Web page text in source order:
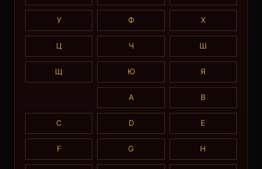
У Ф Х
Ц Ч Ш
Щ Ю Я
A B
C D E
F G H